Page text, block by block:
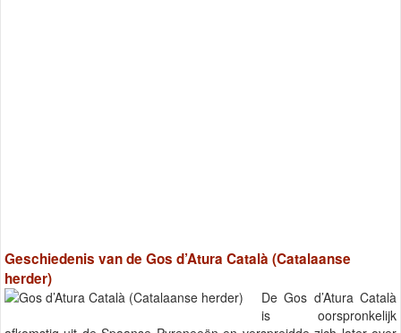
Geschiedenis van de Gos d’Atura Català (Catalaanse
herder)
De Gos d’Atura Català
is oorspronkelijk